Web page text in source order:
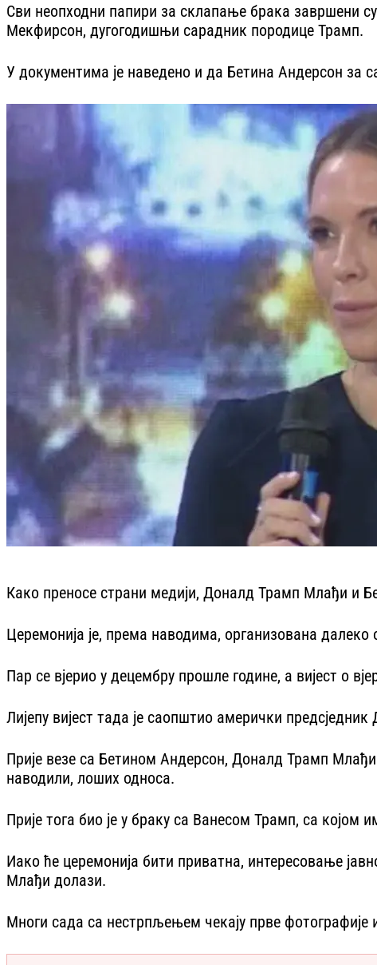
Сви неопходни папири за склапање брака завршени
Мекфирсон, дугогодишњи сарадник породице Трамп.
У документима је наведено и да Бетина Андерсон за
Како преносе страни медији, Доналд Трамп Млађи и
Церемонија је, према наводима, организована далеко
Пар се вјерио у децембру прошле године, а вијест о
Лијепу вијест тада је саопштио амерички
Прије везе са Бетином Андерсон, Доналд Трамп
наводили, лоших односа.
Прије тога био је у браку са Ванесом Трамп, са којом
Иако ће церемонија бити приватна, интересовање
Млађи долази.
Многи сада са нестрпљењем чекају прве